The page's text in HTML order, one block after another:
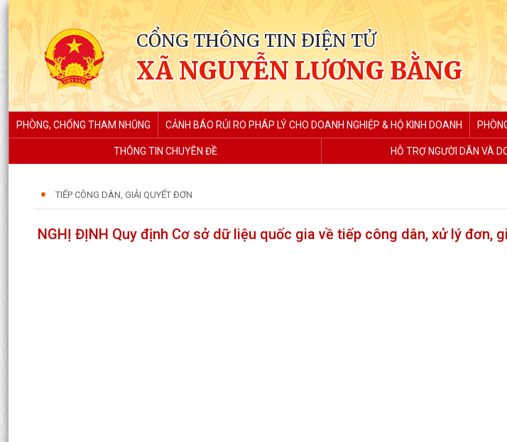
CỔNG THÔNG TIN ĐIỆN TỬ
XÃ NGUYỄN LƯƠNG BẰNG
PHÒNG, CHỐNG THAM NHŨNG CẢNH BÁO RỦI RO PHÁP LÝ CHO DOANH NGHIỆP & HỘ KINH DOANH
THÔNG TIN CHUYÊN ĐỀ HỖ TRỢ NGƯỜI DÂN VÀ
TIẾP CÔNG DÂN, GIẢI QUYẾT ĐƠN
NGHỊ ĐỊNH Quy định Cơ sở dữ liệu quốc gia về tiếp công dân, xử lý đơn,